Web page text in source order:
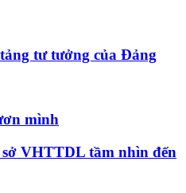
tư tưởng của Đảng
mình
VHTTDL tầm nhìn đến